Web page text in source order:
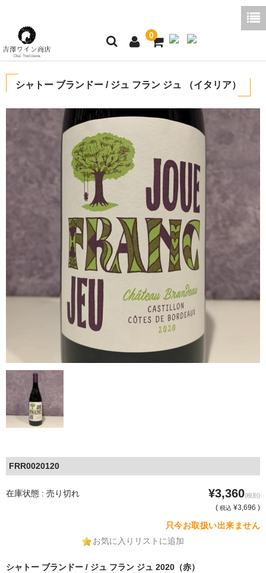
0
商品一覧
お買い物かご
シャトー ブランドー / ジュ フラン ジュ （イタリア）
FRR0020120
在庫状態 : 売り切れ ¥3,360(税別)
( 税込 ¥3,696 )
只今お取扱い出来ません
お気に入りリストに追加
シャトー ブランドー / ジュ フラン ジュ 2020（赤）